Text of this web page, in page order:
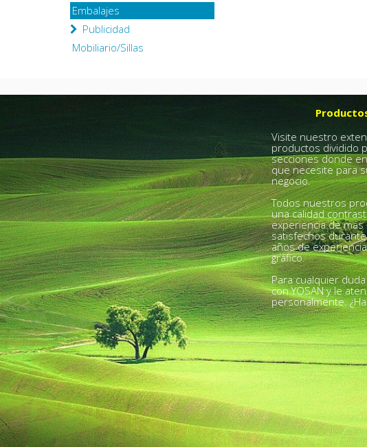
Embalajes
Publicidad
Mobiliario/Sillas
Visite nuestro
productos dividido
secciones donde
que necesite para
negocio.
Todos nuestros
una calidad
experiencia de
satisfechos
años de
gráfico.
Para cualquier
con YOSAN y le
personalmente.